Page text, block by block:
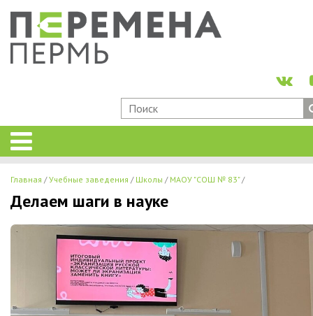
Главная Учебные заведения Школы МАОУ "СОШ № 83"
Делаем шаги в науке